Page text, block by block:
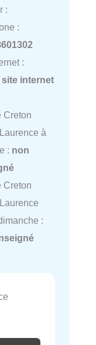
:
:
:
internet
Creton
à
: non
Creton
: